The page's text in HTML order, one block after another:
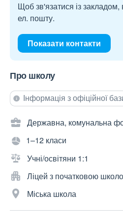
Щоб зв'язатися із закладом,
ел. пошту.
Показати контакти
Про школу
Інформація з офіційної
Державна, комунальна
1–12 класи
Учні/освітяни 1:1
Ліцей з початковою
Міська школа